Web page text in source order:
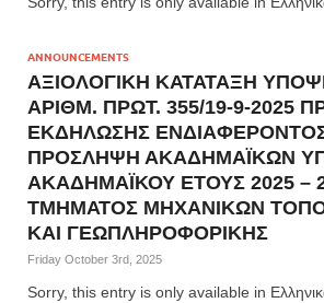
ANNOUNCEMENTS
ΑΞΙΟΛΟΓΙΚΗ ΚΑΤΑΤΑΞΗ
ΑΡΙΘΜ. ΠΡΩΤ. 355/19-9-2025
ΕΚΔΗΛΩΣΗΣ
ΠΡΟΣΛΗΨΗ ΑΚΑΔΗΜΑΪΚΩΝ
ΑΚΑΔΗΜΑΪΚΟΥ ΕΤΟΥΣ 2025 –
ΤΜΗΜΑΤΟΣ ΜΗΧΑΝΙΚΩΝ
ΚΑΙ ΓΕΩΠΛΗΡΟΦΟΡΙΚΗΣ
Friday October 3rd, 2025
Sorry, this entry is only available in